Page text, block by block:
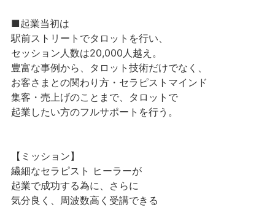
■起業当初は
駅前ストリートでタロットを行い、
セッション人数は20,000人越え。
豊富な事例から、タロット技術だけでなく、
お客さまとの関わり方・セラピストマインド
集客・売上げのことまで、タロットで
起業したい方のフルサポートを行う。
【ミッション】
繊細なセラピスト ヒーラーが
起業で成功する為に、さらに
気分良く、周波数高く受講できる